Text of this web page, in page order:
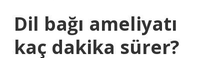
Dil bağı ameliyatı
kaç dakika sürer?